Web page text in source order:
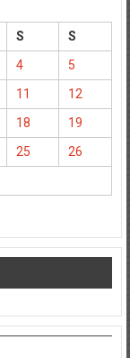
S
S
4
5
11
12
18
19
25
26